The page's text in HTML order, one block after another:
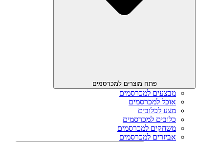
פתח מוצרים למכרסמים
מבצעים למכרסמים
אוכל למכרסמים
מצע לכלובים
כלובים למכרסמים
משחקים למכרסמים
אביזרים למכרסמים